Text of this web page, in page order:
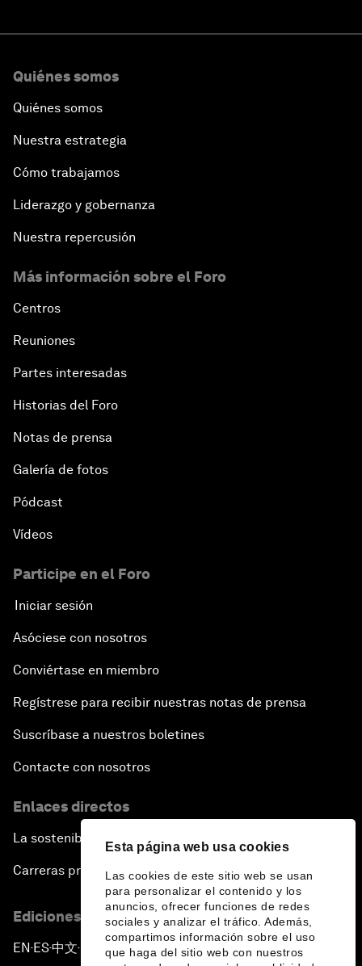
Esta página web usa cookies
Las cookies de este sitio web se usan
para personalizar el contenido y los
anuncios, ofrecer funciones de redes
sociales y analizar el tráfico. Además,
compartimos información sobre el uso
que haga del sitio web con nuestros
Quiénes somos
Quiénes somos
Nuestra estrategia
Cómo trabajamos
Liderazgo y gobernanza
Nuestra repercusión
Más información sobre el Foro
Centros
Reuniones
Partes interesadas
Historias del Foro
Notas de prensa
Galería de fotos
Pódcast
Vídeos
Participe en el Foro
Iniciar sesión
Asóciese con nosotros
Conviértase en miembro
Regístrese para recibir nuestras notas de prensa
Suscríbase a nuestros boletines
Contacte con nosotros
Enlaces directos
La sostenibilidad en el Foro
Carreras profesionales
Ediciones en otros idiomas
EN ▪ ES▪中文▪ 日本語